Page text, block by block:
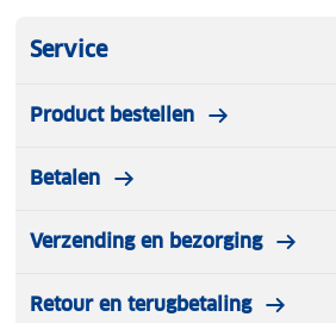
Service
Product bestellen
Betalen
Verzending en bezorging
Retour en terugbetaling